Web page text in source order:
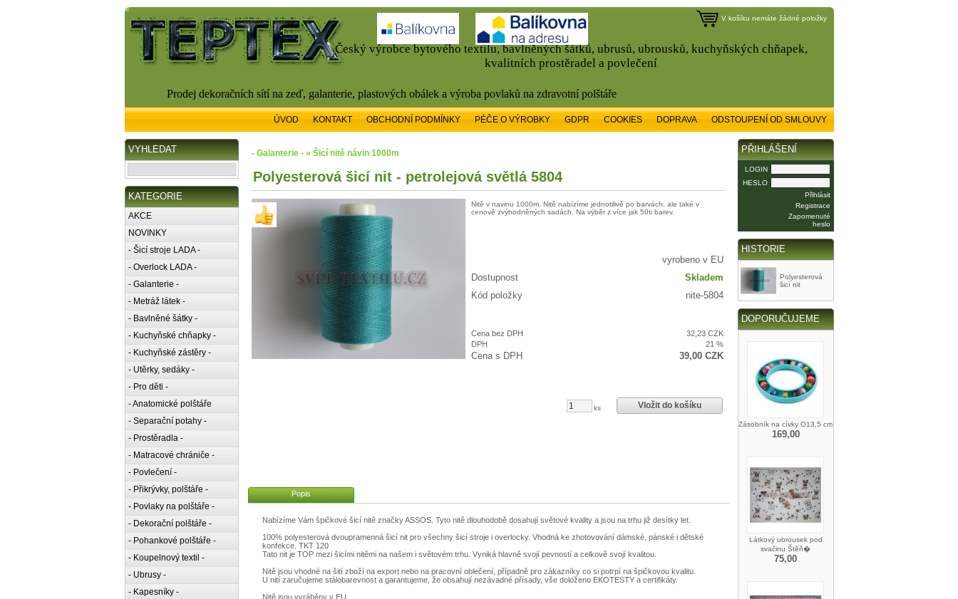
Český výrobce bytového textilu, bavlněných šátků, ubrusů, ubrousků, kuchyňských chňapek,
kvalitních prostěradel a povlečení
Prodej dekoračních sítí na zeď, galanterie, plastových obálek a výroba povlaků na zdravotní polštáře
V košíku nemáte žádné položky
ÚVOD KONTAKT OBCHODNÍ PODMÍNKY PÉČE O VÝROBKY GDPR COOKIES DOPRAVA ODSTOUPENÍ OD SMLOUVY
VYHLEDAT
KATEGORIE
AKCE
NOVINKY
- Šicí stroje LADA -
- Overlock LADA -
- Galanterie -
- Metráž látek -
- Bavlněné šátky -
- Kuchyňské chňapky -
- Kuchyňské zástěry -
- Utěrky, sedáky -
- Pro děti -
- Anatomické polštáře
- Separační potahy -
- Prostěradla -
- Matracové chrániče -
- Povlečení -
- Přikrývky, polštáře -
- Povlaky na polštáře -
- Dekorační polštáře -
- Pohankové polštáře -
- Koupelnový textil -
- Ubrusy -
- Kapesníky -
- Galanterie - » Šicí nitě návin 1000m
Polyesterová šicí nit - petrolejová světlá 5804
Nitě v navinu 1000m. Nitě nabízíme jednotilivě po barvách, ale také v
cenově zvýhodněných sadách. Na výběr z více jak 50ti barev.
vyrobeno v EU
Dostupnost
Skladem
Kód položky
nite-5804
Cena bez DPH
32,23 CZK
DPH
21 %
Cena s DPH 39,00 CZK
Vložit do košíku
ks
Popis
Nabízíme Vám špičkové šicí nitě značky ASSOS. Tyto nitě dlouhodobě dosahují světové kvality a jsou na trhu již desítky let.
100% polyesterová dvoupramenná šicí nit pro všechny šicí stroje i overlocky. Vhodná ke zhotovování dámské, pánské i dětské
konfekce. TKT 120
Tato nit je TOP mezi šicími nitěmi na našem i světovém trhu. Vyniká hlavně svojí pevností a celkově svojí kvalitou.
Nitě jsou vhodné na šití zboží na export nebo na pracovní oblečení, případně pro zákazníky co si potrpí na špičkovou kvalitu.
U nití zaručujeme stálobarevnost a garantujeme, že obsahují nezávadné přísady, vše doloženo EKOTESTY a certifikáty.
Nitě jsou vyráběny v EU.
PŘIHLÁŠENÍ
LOGIN
HESLO
Přihlásit
Registrace
Zapomenuté
heslo
HISTORIE
Polyesterová
šicí nit
DOPORUČUJEME
Zásobník na cívky O13,5 cm
169,00
Látkový ubrousek pod
svačinu Štěň�
75,00